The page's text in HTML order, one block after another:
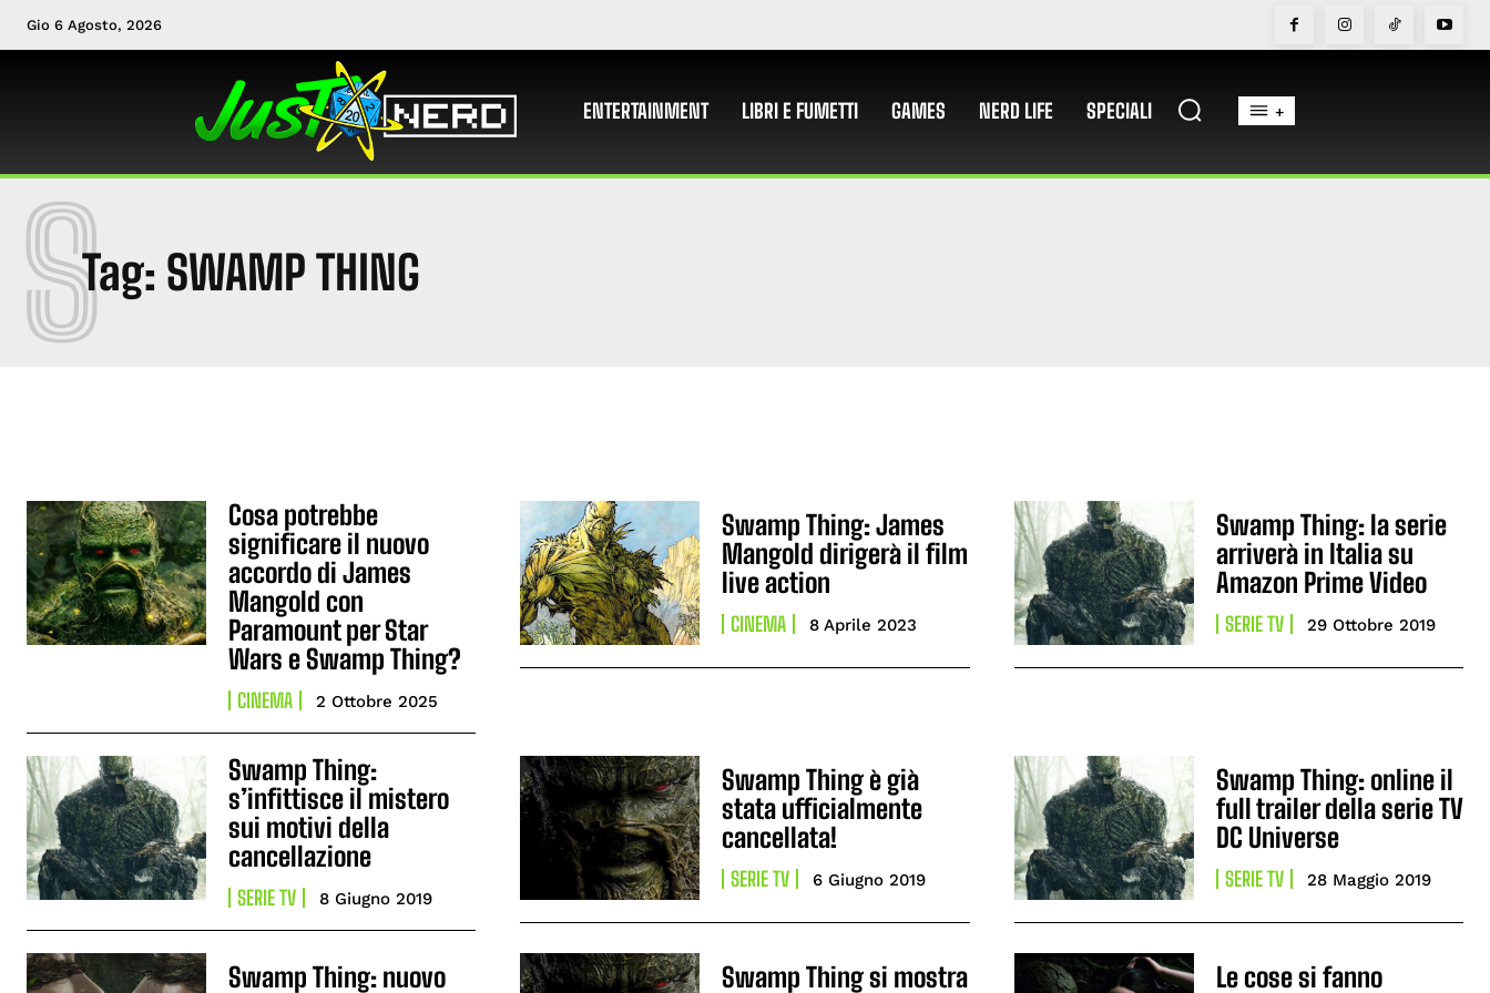
Gio 6 Agosto, 2026
ENTERTAINMENT LIBRI E FUMETTI GAMES NERD LIFE SPECIALI +
Tag: SWAMP THING
S
Cosa potrebbe
significare il nuovo
accordo di James
Mangold con
Paramount per Star
Wars e Swamp Thing?
CINEMA 2 Ottobre 2025
Swamp Thing: James
Mangold dirigerà il film
live action
CINEMA 8 Aprile 2023
Swamp Thing: la serie
arriverà in Italia su
Amazon Prime Video
SERIE TV 29 Ottobre 2019
Swamp Thing:
s’infittisce il mistero
sui motivi della
cancellazione
SERIE TV 8 Giugno 2019
Swamp Thing è già
stata ufficialmente
cancellata!
SERIE TV 6 Giugno 2019
Swamp Thing: online il
full trailer della serie TV
DC Universe
SERIE TV 28 Maggio 2019
Swamp Thing: nuovo
Swamp Thing si mostra
Le cose si fanno